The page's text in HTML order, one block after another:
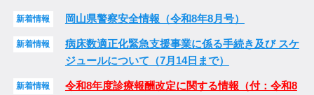
新着情報 岡山県警察安全情報（令和8年8月号）
新着情報
病床数適正化緊急支援事業に係る手続き及び スケ
ジュールについて（7月14日まで）
新着情報
令和8年度診療報酬改定に関する情報（付：令和8